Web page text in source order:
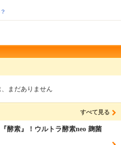
まだありません
すべて見る
酵素』！ウルトラ酵素neo 麹菌